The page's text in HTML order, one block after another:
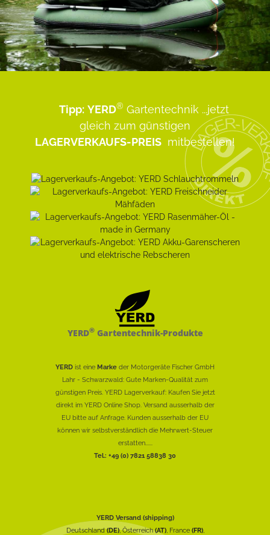
Tipp: YERD® Gartentechnik ...jetzt
gleich zum günstigen
LAGERVERKAUFS-PREIS mitbestellen!
YERD®Gartentechnik-Produkte
YERD ist eine Marke der Motorgeräte Fischer GmbH
Lahr - Schwarzwald: Gute Marken-Qualität zum
günstigen Preis. YERD Lagerverkauf: Kaufen Sie jetzt
direkt im YERD Online Shop. Versand ausserhalb der
EU bitte auf Anfrage. Kunden ausserhalb der EU
können wir selbstverständlich die Mehrwert-Steuer
erstatten......
Tel.: +49 (0) 7821 58838 30
YERD Versand (shipping)
Deutschland(DE), Österreich(AT), France (FR),